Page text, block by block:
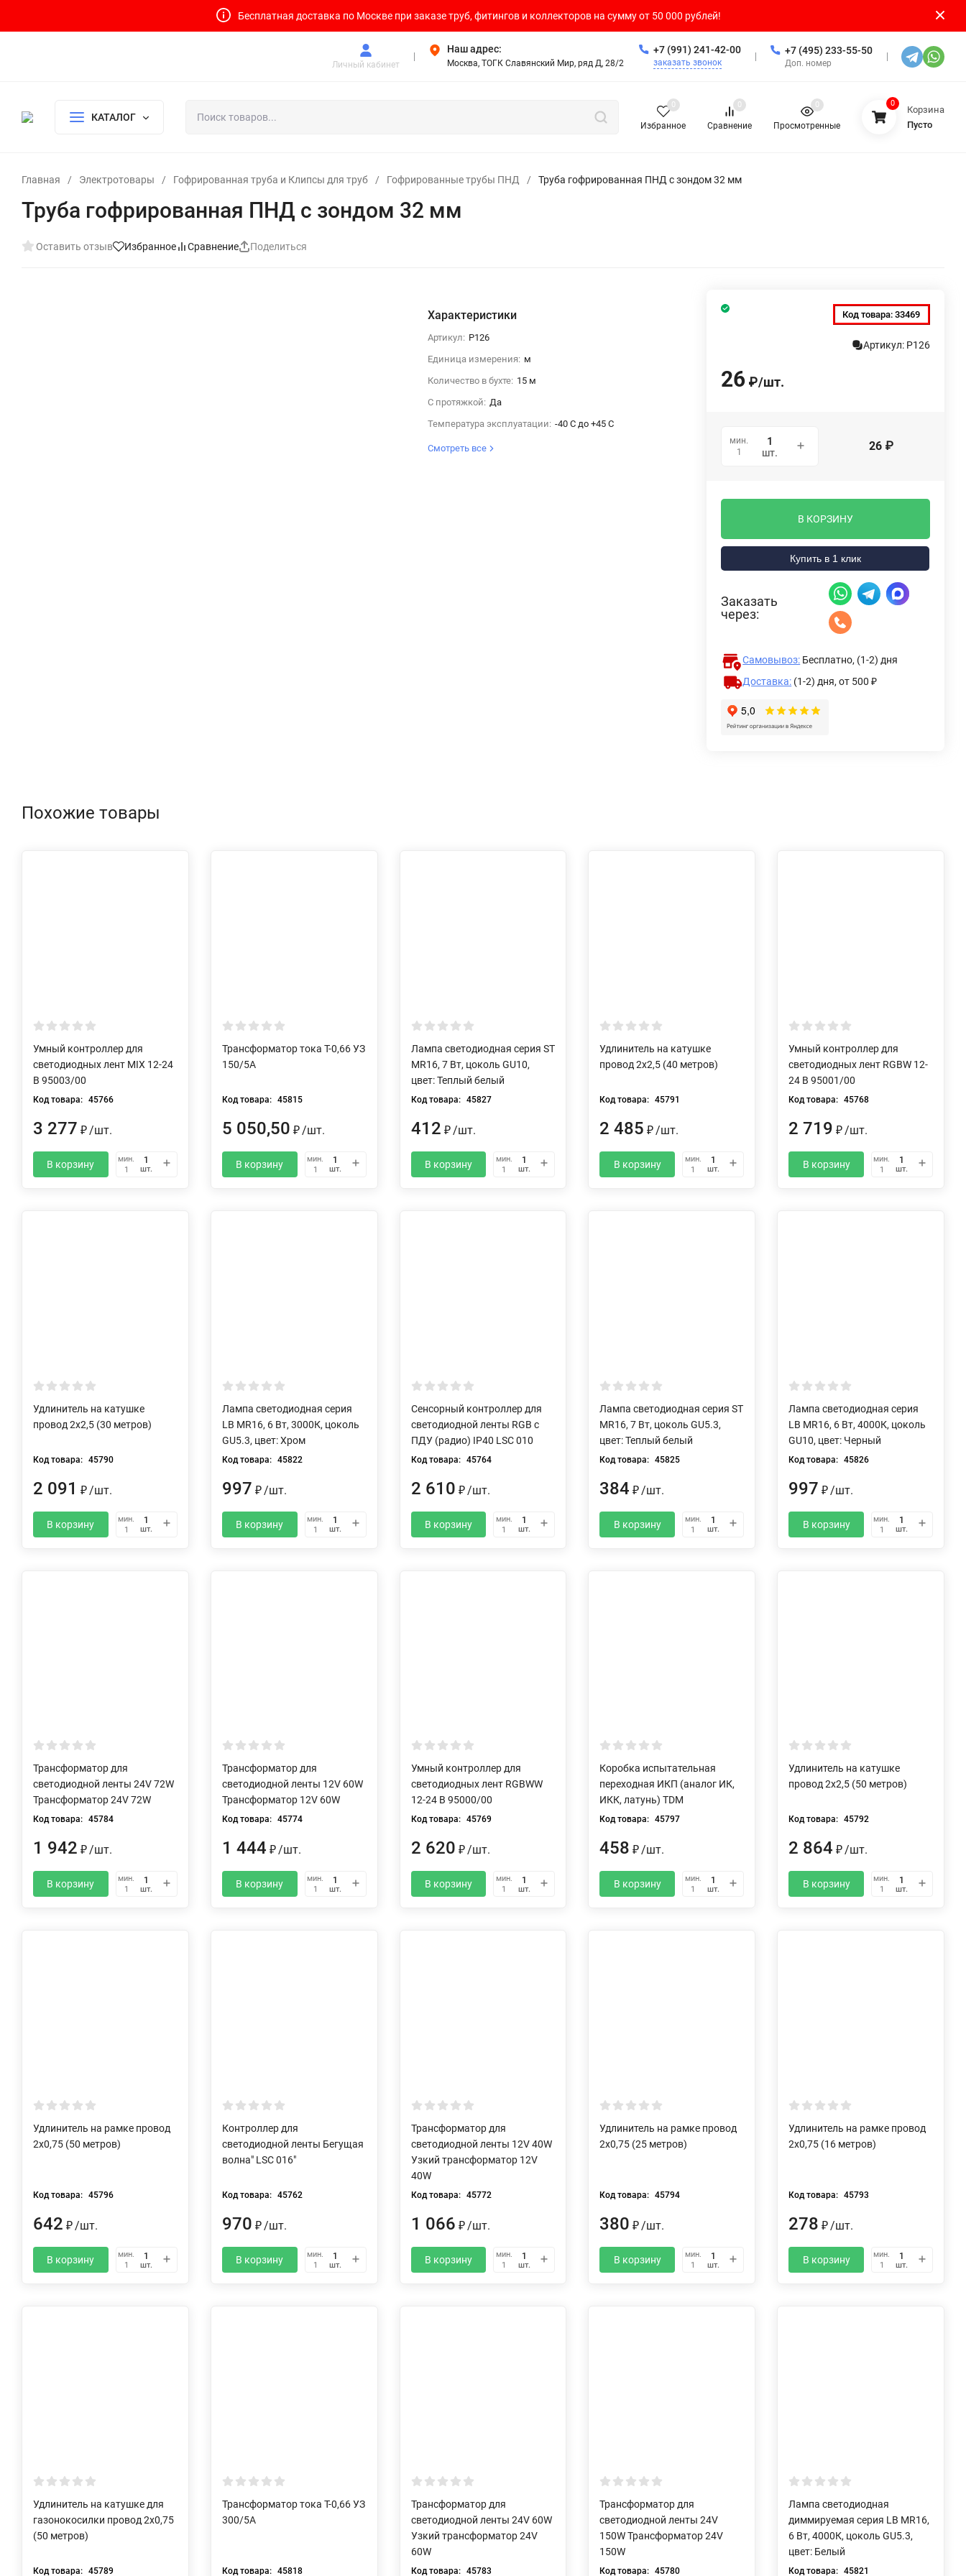
Бесплатная доставка по Москве при заказе труб, фитингов и коллекторов на сумму от 50 000 рублей!
Личный кабинет
Наш адрес:
Москва, ТОГК Славянский Мир, ряд Д, 28/2
+7 (991) 241-42-00
заказать звонок
+7 (495) 233-55-50
Доп. номер
КАТАЛОГ
Избранное
0
Сравнение
0
Просмотренные
0 0
Корзина
Пусто
Главная / Электротовары / Гофрированная труба и Клипсы для труб / Гофрированные трубы ПНД / Труба гофрированная ПНД с зондом 32 мм
Труба гофрированная ПНД с зондом 32 мм
Оставить отзыв Избранное Сравнение Поделиться
Характеристики
Артикул: P126
Единица измерения: м
Количество в бухте: 15 м
С протяжкой: Да
Температура эксплуатации: -40 С до +45 С
Смотреть все
Код товара:33469
Артикул: P126
26 ₽/шт.
мин.
1
шт. 26 ₽
В КОРЗИНУ
Купить в 1 клик
Заказать
через:
Самовывоз: Бесплатно, (1-2) дня
Доставка: (1-2) дня,от 500 ₽
Похожие товары
Умный контроллер для
светодиодных лент MIX 12-24
В 95003/00
Код товара: 45766
3 277 ₽ /шт.
В корзину
мин.
1
шт.
Трансформатор тока Т-0,66 УЗ
150/5А
Код товара: 45815
5 050,50 ₽ /шт.
В корзину
мин.
1
шт.
Лампа светодиодная серия ST
MR16, 7 Вт, цоколь GU10,
цвет: Теплый белый
Код товара: 45827
412 ₽ /шт.
В корзину
мин.
1
шт.
Удлинитель на катушке
провод 2х2,5 (40 метров)
Код товара: 45791
2 485 ₽ /шт.
В корзину
мин.
1
шт.
Умный контроллер для
светодиодных лент RGBW 12-
24 В 95001/00
Код товара: 45768
2 719 ₽ /шт.
В корзину
мин.
1
шт.
Удлинитель на катушке
провод 2х2,5 (30 метров)
Код товара: 45790
2 091 ₽ /шт.
В корзину
мин.
1
шт.
Лампа светодиодная серия
LB MR16, 6 Вт, 3000К, цоколь
GU5.3, цвет: Хром
Код товара: 45822
997 ₽ /шт.
В корзину
мин.
1
шт.
Сенсорный контроллер для
светодиодной ленты RGB с
ПДУ (радио) IP40 LSC 010
Код товара: 45764
2 610 ₽ /шт.
В корзину
мин.
1
шт.
Лампа светодиодная серия ST
MR16, 7 Вт, цоколь GU5.3,
цвет: Теплый белый
Код товара: 45825
384 ₽ /шт.
В корзину
мин.
1
шт.
Лампа светодиодная серия
LB MR16, 6 Вт, 4000К, цоколь
GU10, цвет: Черный
Код товара: 45826
997 ₽ /шт.
В корзину
мин.
1
шт.
Трансформатор для
светодиодной ленты 24V 72W
Трансформатор 24V 72W
Код товара: 45784
1 942 ₽/шт.
В корзину
мин.
1
шт.
Трансформатор для
светодиодной ленты 12V 60W
Трансформатор 12V 60W
Код товара: 45774
1 444 ₽/шт.
В корзину
мин.
1
шт.
Умный контроллер для
светодиодных лент RGBWW
12-24 В 95000/00
Код товара: 45769
2 620 ₽/шт.
В корзину
мин.
1
шт.
Коробка испытательная
переходная ИКП (аналог ИК,
ИКК, латунь) TDM
Код товара: 45797
458 ₽/шт.
В корзину
мин.
1
шт.
Удлинитель на катушке
провод 2х2,5 (50 метров)
Код товара: 45792
2 864 ₽/шт.
В корзину
мин.
1
шт.
Удлинитель на рамке провод
2х0,75 (50 метров)
Код товара: 45796
642 ₽/шт.
В корзину
мин.
1
шт.
Контроллер для
светодиодной ленты Бегущая
волна" LSC 016"
Код товара: 45762
970 ₽/шт.
В корзину
мин.
1
шт.
Трансформатор для
светодиодной ленты 12V 40W
Узкий трансформатор 12V
40W
Код товара: 45772
1 066 ₽/шт.
В корзину
мин.
1
шт.
Удлинитель на рамке провод
2х0,75 (25 метров)
Код товара: 45794
380 ₽/шт.
В корзину
мин.
1
шт.
Удлинитель на рамке провод
2х0,75 (16 метров)
Код товара: 45793
278 ₽/шт.
В корзину
мин.
1
шт.
Удлинитель на катушке для
газонокосилки провод 2х0,75
(50 метров)
Код товара: 45789
Трансформатор тока Т-0,66 УЗ
300/5А
Код товара: 45818
Трансформатор для
светодиодной ленты 24V 60W
Узкий трансформатор 24V
60W
Код товара: 45783
Трансформатор для
светодиодной ленты 24V
150W Трансформатор 24V
150W
Код товара: 45780
Лампа светодиодная
диммируемая серия LB MR16,
6 Вт, 4000К, цоколь GU5.3,
цвет: Белый
Код товара: 45821